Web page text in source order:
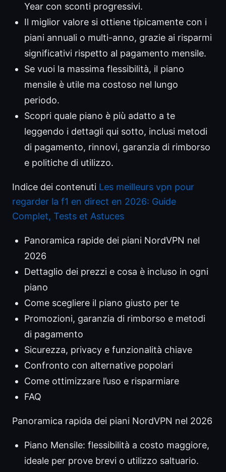
Year con sconti progressivi.
Il miglior valore si ottiene tipicamente con i
piani annuali o multi-anno, grazie ai risparmi
significativi rispetto al pagamento mensile.
Se vuoi la massima flessibilità, il piano
mensile è utile ma costoso nel lungo
periodo.
Scopri quale piano è più adatto a te
leggendo i dettagli qui sotto, inclusi metodi
di pagamento, rinnovi, garanzia di rimborso
e politiche di utilizzo.
Indice dei contenuti Les meilleurs vpn pour
regarder la f1 en direct en 2026: Guide
Complet, Tests et Astuces
Panoramica rapide dei piani NordVPN nel
2026
Dettaglio dei prezzi e cosa è incluso in ogni
piano
Come scegliere il piano giusto per te
Promozioni, garanzia di rimborso e metodi
di pagamento
Sicurezza, privacy e funzionalità chiave
Confronto con alternative popolari
Come ottimizzare l’uso e risparmiare
FAQ
Panoramica rapida dei piani NordVPN nel 2026
Piano Mensile: flessibilità a costo maggiore,
ideale per prove brevi o utilizzo saltuario.